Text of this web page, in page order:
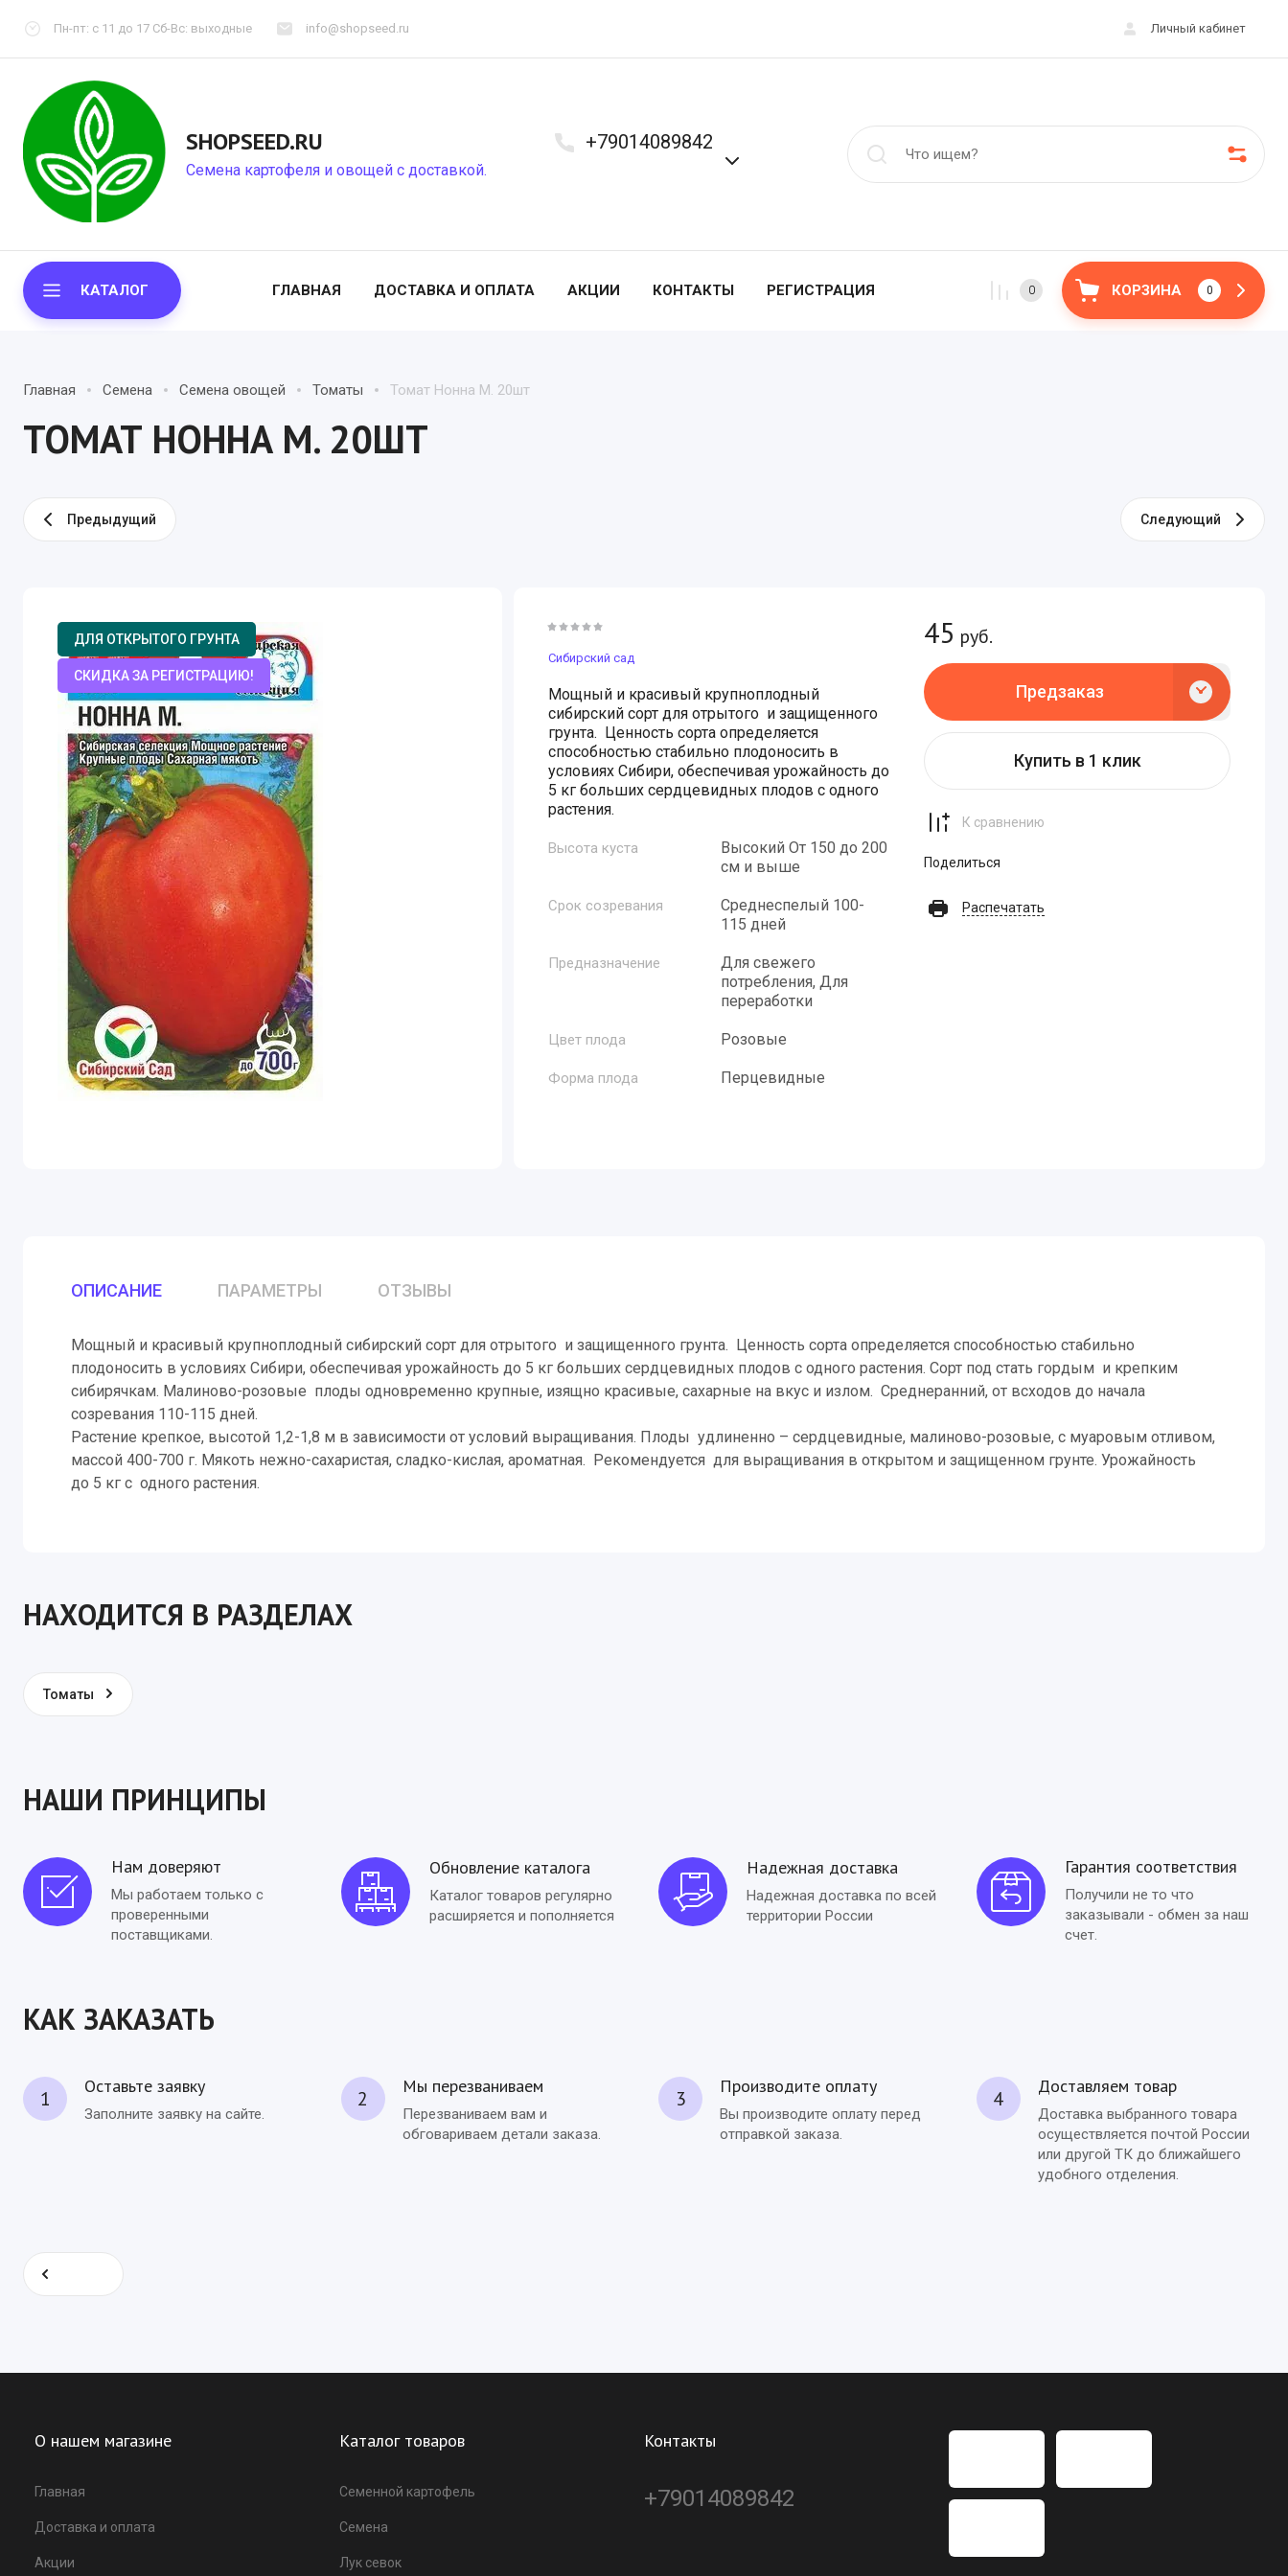
Пн-пт: с 11 до 17 Сб-Вс: выходные info@shopseed.ru Личный кабинет
SHOPSEED.RU
Семена картофеля и овощей с доставкой.
+79014089842
Ранние сорта
Среднеспелые сорта
Семена овощей
Салат
Петрушка
КАТАЛОГ ГЛАВНАЯ ДОСТАВКА И ОПЛАТА АКЦИИ КОНТАКТЫ РЕГИСТРАЦИЯ 0 КОРЗИНА 0
Главная Семена Семена овощей Томаты Томат Нонна М. 20шт
ТОМАТ НОННА М. 20ШТ
Предыдущий Следующий
ДЛЯ ОТКРЫТОГО ГРУНТА
СКИДКА ЗА РЕГИСТРАЦИЮ!
Сибирский сад
Мощный и красивый крупноплодный
сибирский сорт для отрытого и защищенного
грунта. Ценность сорта определяется
способностью стабильно плодоносить в
условиях Сибири, обеспечивая урожайность до
5 кг больших сердцевидных плодов с одного
растения.
Высота куста
Высокий От 150 до 200
см и выше
Срок созревания
Среднеспелый 100-
115 дней
Предназначение
Для свежего
потребления, Для
переработки
Цвет плода Розовые
Форма плода Перцевидные
45 руб.
Предзаказ
Купить в 1 клик
К сравнению
Поделиться
Распечатать
ОПИСАНИЕ ПАРАМЕТРЫ ОТЗЫВЫ
Мощный и красивый крупноплодный сибирский сорт для отрытого и защищенного грунта. Ценность сорта определяется способностью стабильно
плодоносить в условиях Сибири, обеспечивая урожайность до 5 кг больших сердцевидных плодов с одного растения. Сорт под стать гордым и крепким
сибирячкам. Малиново-розовые плоды одновременно крупные, изящно красивые, сахарные на вкус и излом. Среднеранний, от всходов до начала
созревания 110-115 дней.
Растение крепкое, высотой 1,2-1,8 м в зависимости от условий выращивания. Плоды удлиненно – сердцевидные, малиново-розовые, с муаровым отливом,
массой 400-700 г. Мякоть нежно-сахаристая, сладко-кислая, ароматная. Рекомендуется для выращивания в открытом и защищенном грунте. Урожайность
до 5 кг с одного растения.
НАХОДИТСЯ В РАЗДЕЛАХ
Томаты
НАШИ ПРИНЦИПЫ
Нам доверяют
Мы работаем только с
проверенными
поставщиками.
Обновление каталога
Каталог товаров регулярно
расширяется и пополняется
Надежная доставка
Надежная доставка по всей
территории России
Гарантия соответствия
Получили не то что
заказывали - обмен за наш
счет.
КАК ЗАКАЗАТЬ
1
Оставьте заявку
Заполните заявку на сайте.
2
Мы перезваниваем
Перезваниваем вам и
обговариваем детали заказа.
3
Производите оплату
Вы производите оплату перед
отправкой заказа.
4
Доставляем товар
Доставка выбранного товара
осуществляется почтой России
или другой ТК до ближайшего
удобного отделения.
О нашем магазине
Главная
Доставка и оплата
Акции
Каталог товаров
Семенной картофель
Семена
Лук севок
Контакты
+79014089842